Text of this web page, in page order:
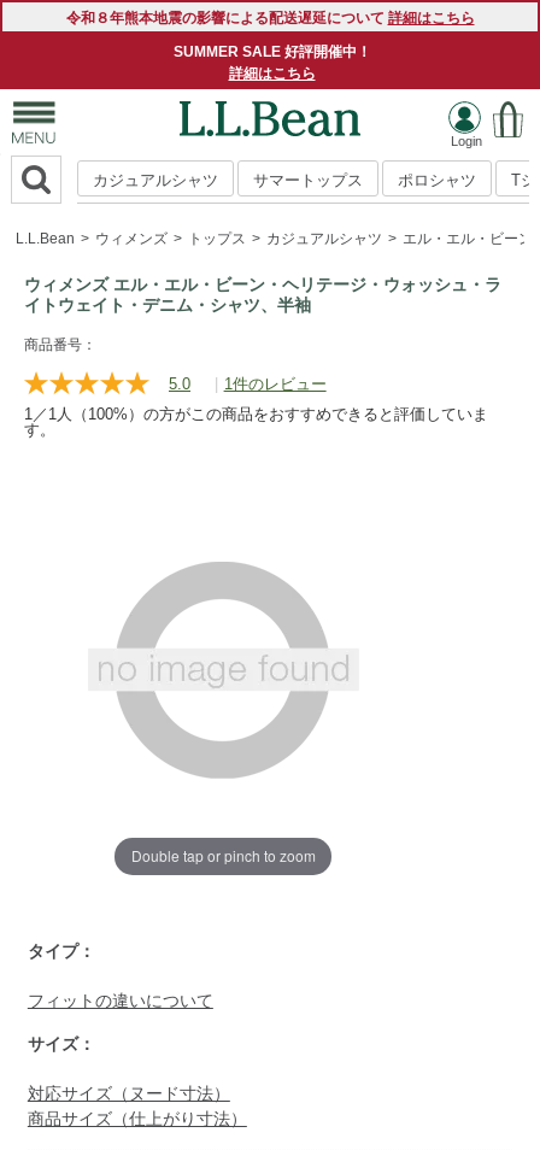
令和８年熊本地震の影響による配送遅延について 詳細はこちら
SUMMER SALE 好評開催中！
詳細はこちら
カジュアルシャツ サマートップス ポロシャツ Tシ
L.L.Bean ウィメンズ トップス カジュアルシャツ エル・エル・ビーン
ウィメンズ エル・エル・ビーン・ヘリテージ・ウォッシュ・ラ
イトウェイト・デニム・シャツ、半袖
https://www.llbean.co.jp/womens/tops/casual-
shirts/g/P128232.html
商品番号：
5.0
レ
ビ
ペ
ジ
ン
ク。
| 1件のレビュー
1／1人（100%）の方がこの商品をおすすめできると評価していま
す。
Double tap or pinch to zoom
shirts/g/P128232.html
タイプ：
フィットの違いについて
サイズ：
対応サイズ（ヌード寸法）
商品サイズ（仕上がり寸法）